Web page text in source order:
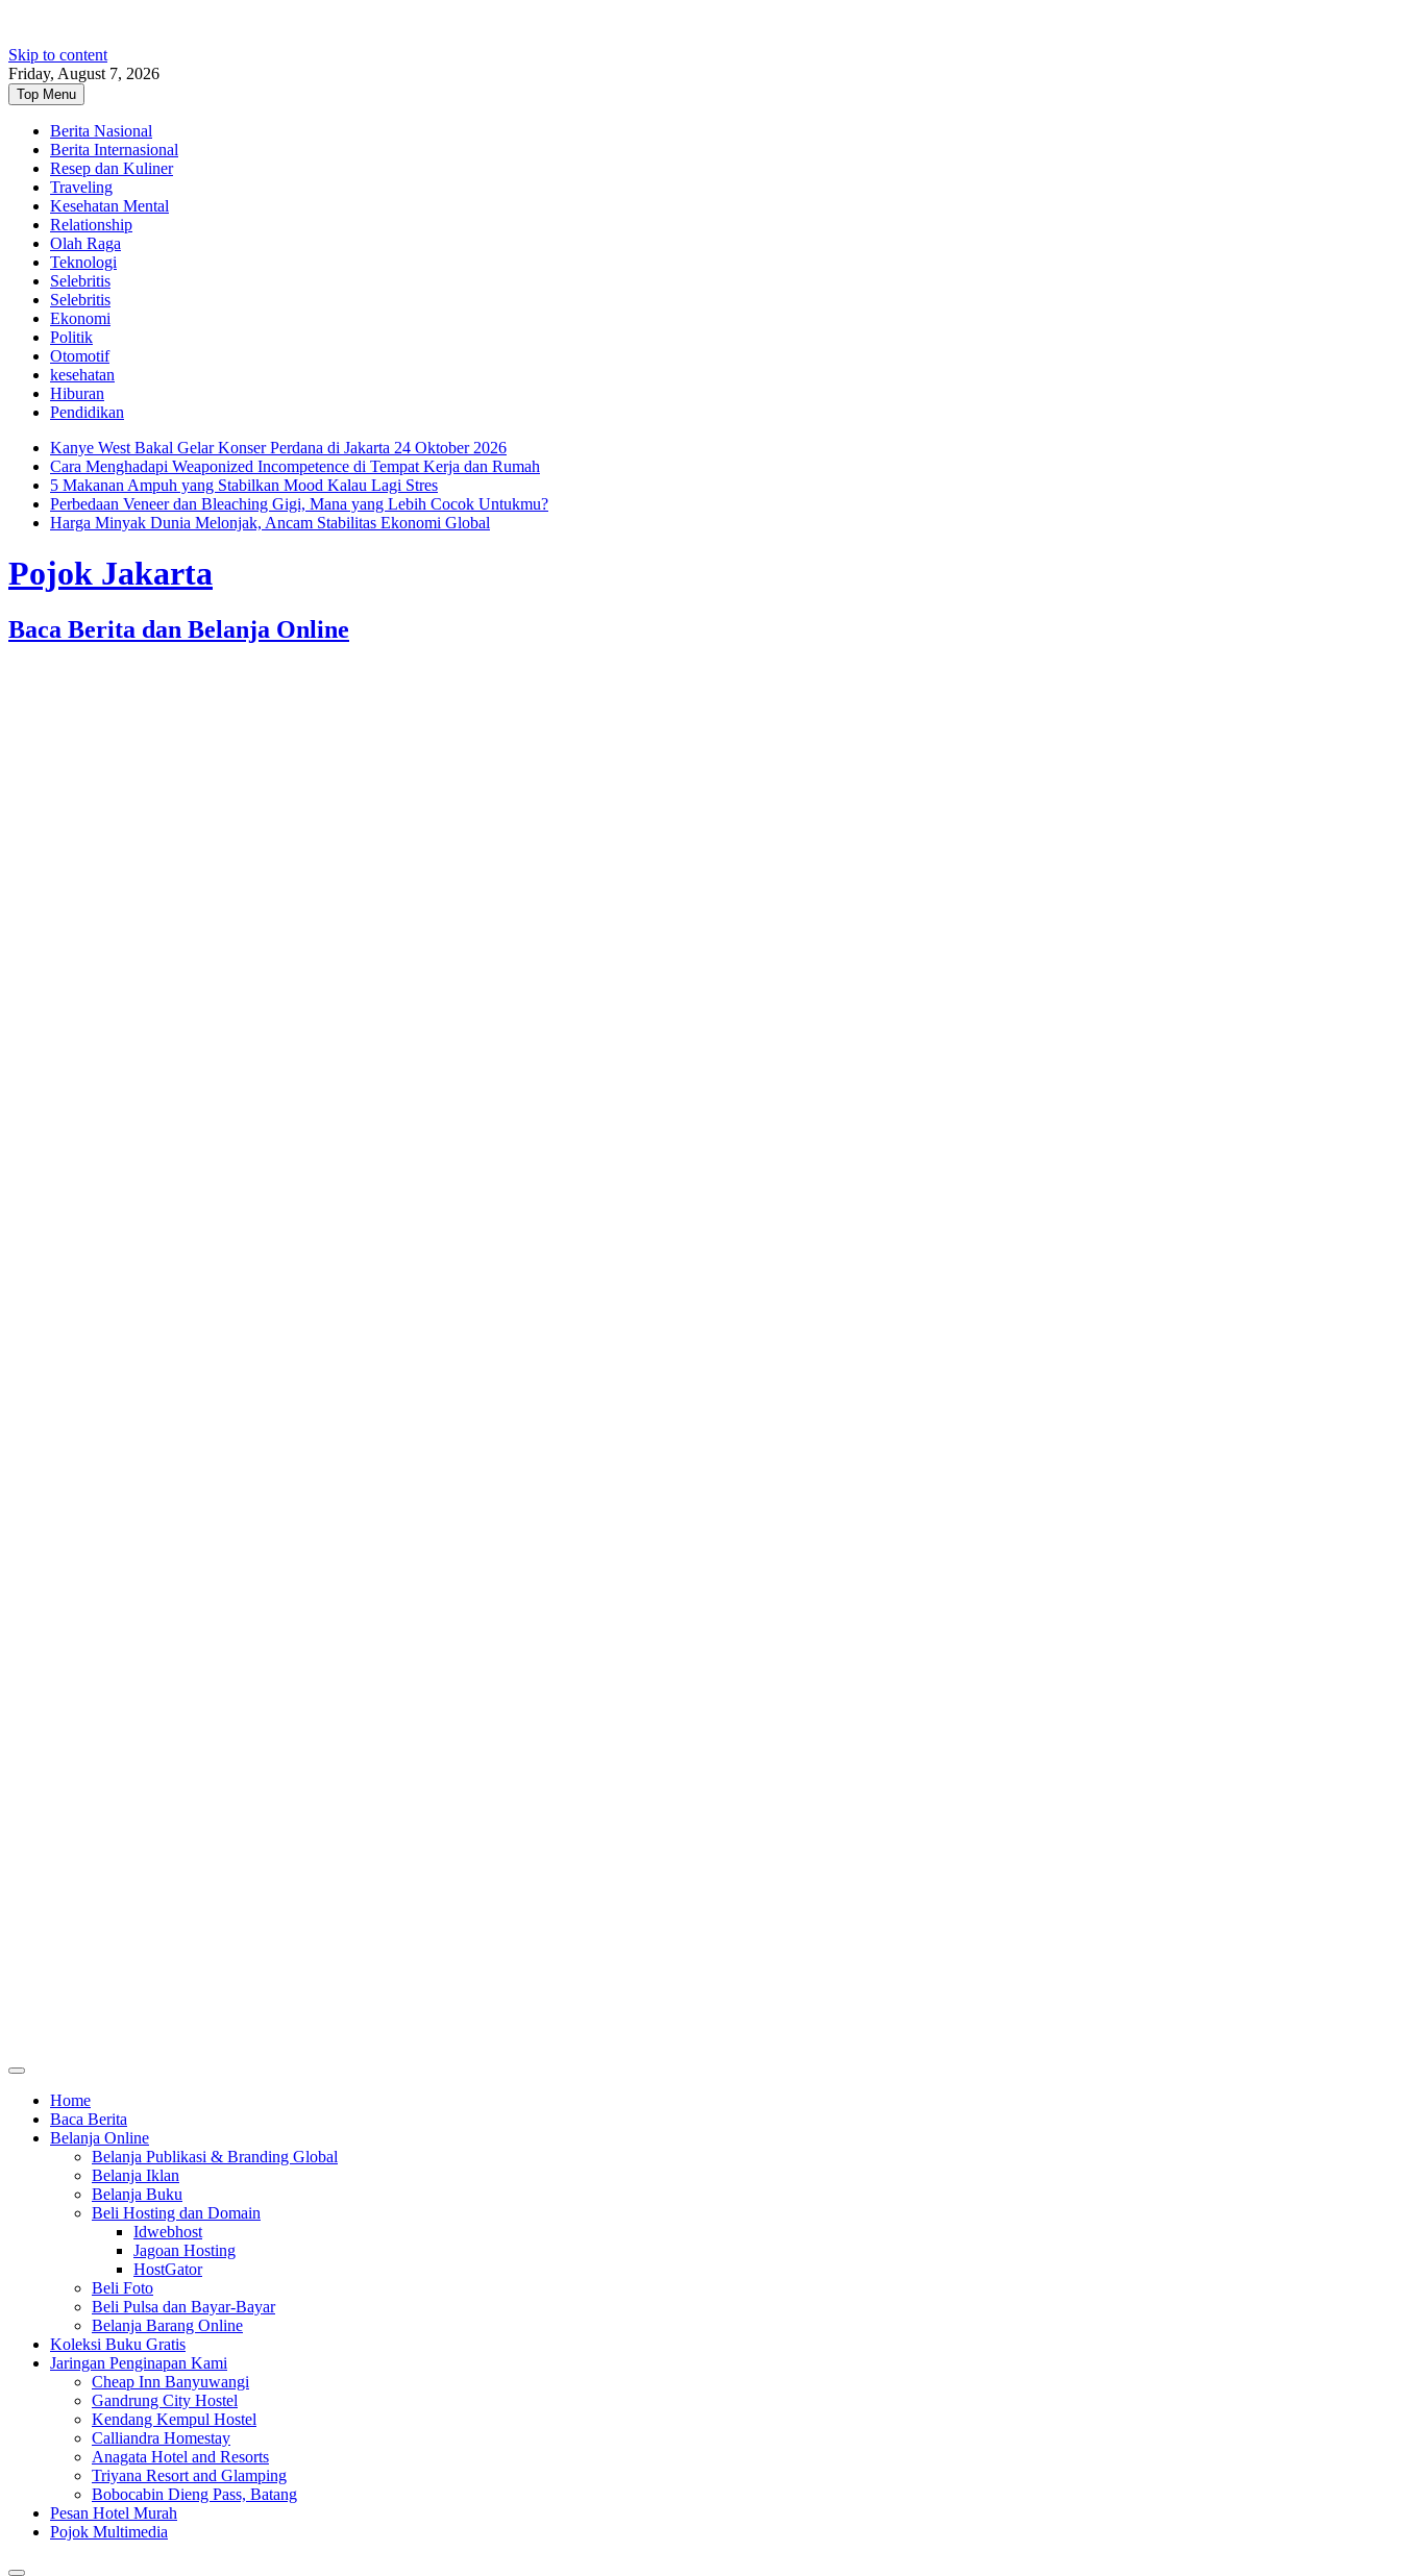
Skip to content
Friday, August 7, 2026
Top Menu
Berita Nasional
Berita Internasional
Resep dan Kuliner
Traveling
Kesehatan Mental
Relationship
Olah Raga
Teknologi
Selebritis
Selebritis
Ekonomi
Politik
Otomotif
kesehatan
Hiburan
Pendidikan
Kanye West Bakal Gelar Konser Perdana di Jakarta 24 Oktober 2026
Cara Menghadapi Weaponized Incompetence di Tempat Kerja dan Rumah
5 Makanan Ampuh yang Stabilkan Mood Kalau Lagi Stres
Perbedaan Veneer dan Bleaching Gigi, Mana yang Lebih Cocok Untukmu?
Harga Minyak Dunia Melonjak, Ancam Stabilitas Ekonomi Global
Pojok Jakarta
Baca Berita dan Belanja Online
Home
Baca Berita
Belanja Online
Belanja Publikasi & Branding Global
Belanja Iklan
Belanja Buku
Beli Hosting dan Domain
Idwebhost
Jagoan Hosting
HostGator
Beli Foto
Beli Pulsa dan Bayar-Bayar
Belanja Barang Online
Koleksi Buku Gratis
Jaringan Penginapan Kami
Cheap Inn Banyuwangi
Gandrung City Hostel
Kendang Kempul Hostel
Calliandra Homestay
Anagata Hotel and Resorts
Triyana Resort and Glamping
Bobocabin Dieng Pass, Batang
Pesan Hotel Murah
Pojok Multimedia